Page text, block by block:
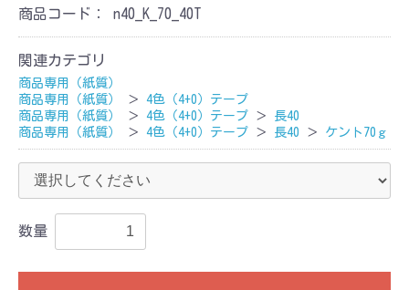
商品コード： n40_K_70_40T
関連カテゴリ
商品専用（紙質）
商品専用（紙質）
＞
4色（4+0）テープ
商品専用（紙質）
＞ 4色（4+0）テープ ＞
長40
商品専用（紙質）
＞ 4色（4+0）テープ ＞ 長40 ＞ ケント70ｇ
数量